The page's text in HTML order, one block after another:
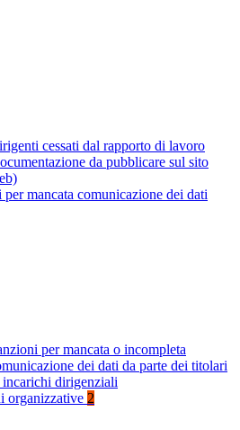
cessati dal rapporto di lavoro
da pubblicare sul sito
per mancata comunicazione dei dati
per mancata o incompleta
dei dati da parte dei titolari
dirigenziali
organizzative 2